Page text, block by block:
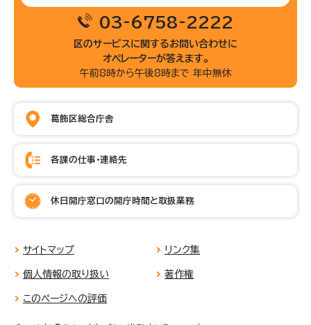
03-6758-2222
区のサービスに関するお問い合わせに
オペレーターが答えます。
午前8時から午後8時まで 年中無休
葛飾区総合庁舎
各課の仕事・連絡先
休日開庁窓口の開庁時間と取扱業務
サイトマップ リンク集
個人情報の取り扱い 著作権
このページへの評価